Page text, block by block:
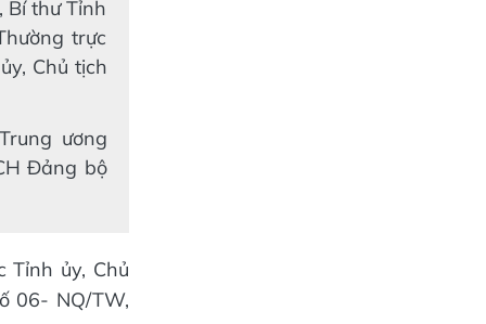
Bí thư Tỉnh
trực
Chủ tịch
ương
Đảng bộ
Tỉnh ủy, Chủ
06- NQ/TW,